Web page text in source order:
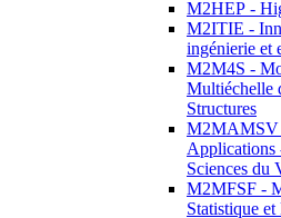
M2HEP -
M2ITIE -
ingénierie et
M2M4S -
Multiéchelle
Structures
M2MAMSV
Applications
Sciences du
M2MFSF -
Statistique et